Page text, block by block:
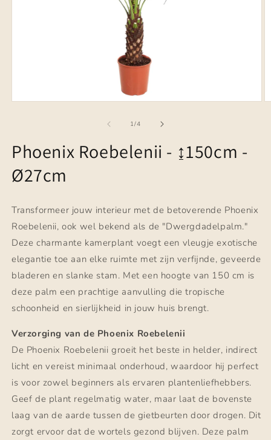
1/van
4
Phoenix Roebelenii - ↨150cm -
Ø27cm
Transformeer jouw interieur met de betoverende Phoenix
Roebelenii, ook wel bekend als de "Dwergdadelpalm."
Deze charmante kamerplant voegt een vleugje exotische
elegantie toe aan elke ruimte met zijn verfijnde, geveerde
bladeren en slanke stam. Met een hoogte van 150 cm is
deze palm een prachtige aanvulling die tropische
schoonheid en sierlijkheid in jouw huis brengt.
Verzorging van de Phoenix Roebelenii
De Phoenix Roebelenii groeit het beste in helder, indirect
licht en vereist minimaal onderhoud, waardoor hij perfect
is voor zowel beginners als ervaren plantenliefhebbers.
Geef de plant regelmatig water, maar laat de bovenste
laag van de aarde tussen de gietbeurten door drogen. Dit
zorgt ervoor dat de wortels gezond blijven. Deze palm